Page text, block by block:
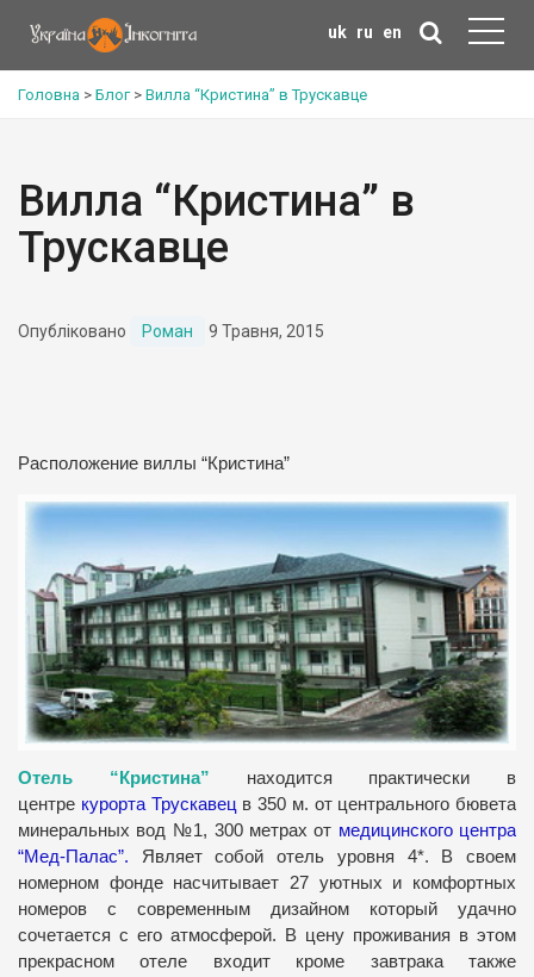
uk ru en
Головна > Блог> Вилла “Кристина” в Трускавце
Вилла “Кристина” в
Трускавце
Опубліковано Роман 9 Травня, 2015
Расположение виллы “Кристина”
Отель “Кристина” находится практически в
центре курорта Трускавец в 350 м. от центрального бювета
минеральных вод №1, 300 метрах от медицинского центра
“Мед-Палас”. Являет собой отель уровня 4*. В своем
номерном фонде насчитывает 27 уютных и комфортных
номеров с современным дизайном который удачно
сочетается с его атмосферой. В цену проживания в этом
прекрасном отеле входит кроме завтрака также